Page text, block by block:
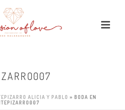
ALICIA Y PABLO » BODA EN